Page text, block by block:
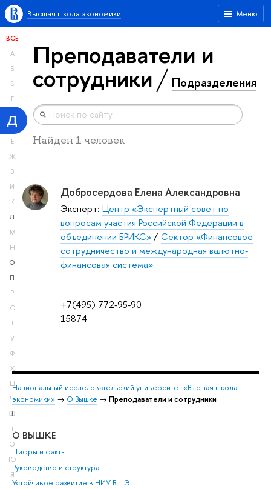
Меню
Высшая школа экономики
ВСЕ
А
Б
В
Г
Д
Е
Ж
З
И
К
Л
М
Н
О
П
Р
С
Т
У
Ф
Х
Ц
Ч
Ш
Щ
Э
Ю
Я
Преподаватели и
сотрудники Подразделения
Найден 1 человек
+7(495) 772-95-90
15874
Добросердова Елена Александровна
Эксперт: Центр «Экспертный совет по
вопросам участия Российской Федерации в
объединении БРИКС»/Сектор «Финансовое
сотрудничество и международная валютно-
финансовая система»
Национальный исследовательский университет «Высшая школа
экономики» → О Вышке → Преподаватели и сотрудники
О ВЫШКЕ
Цифры и факты
Руководство и структура
Устойчивое развитие в НИУ ВШЭ